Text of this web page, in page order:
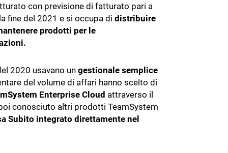
per la valutazione sostenibilità di un'attività
Platform
per la gestione del rischio di credito
con previsione di fatturato pari a
fine del 2021 e si occupa di distribuire
prodotti per le
2020 usavano un gestionale semplice
del volume di affari hanno scelto di
Enterprise Cloud attraverso il
conosciuto altri prodotti TeamSystem
Subito integrato direttamente nel